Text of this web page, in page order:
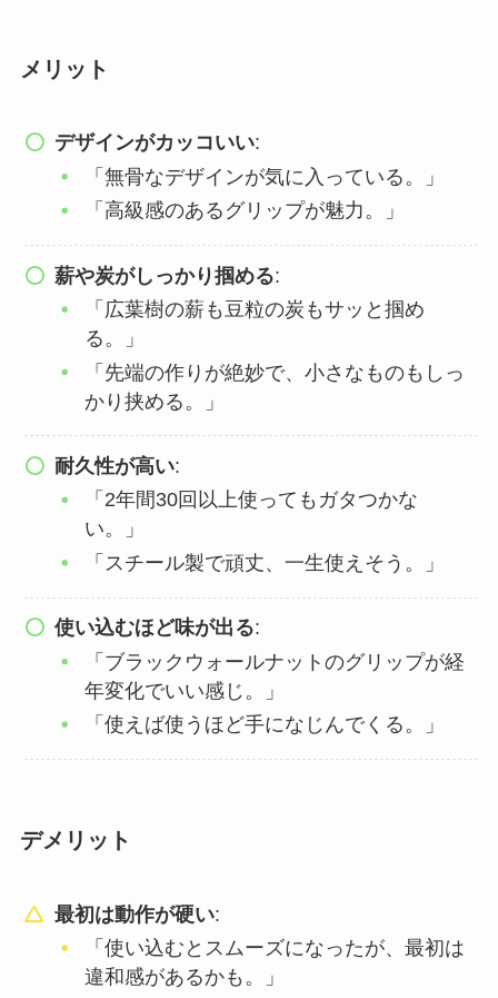
メリット
デザインがカッコいい:
「無骨なデザインが気に入っている。」
「高級感のあるグリップが魅力。」
薪や炭がしっかり掴める:
「広葉樹の薪も豆粒の炭もサッと掴め
る。」
「先端の作りが絶妙で、小さなものもしっ
かり挟める。」
耐久性が高い:
「2年間30回以上使ってもガタつかな
い。」
「スチール製で頑丈、一生使えそう。」
使い込むほど味が出る:
「ブラックウォールナットのグリップが経
年変化でいい感じ。」
「使えば使うほど手になじんでくる。」
デメリット
最初は動作が硬い:
「使い込むとスムーズになったが、最初は
違和感があるかも。」